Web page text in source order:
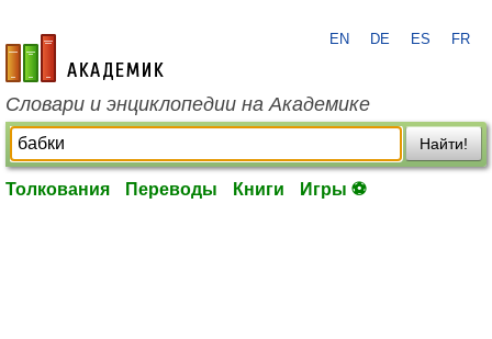
academic.ru
EN DE ES FR
Словари и энциклопедии на Академике
Найти!
Толкования Переводы Книги Игры ⚽